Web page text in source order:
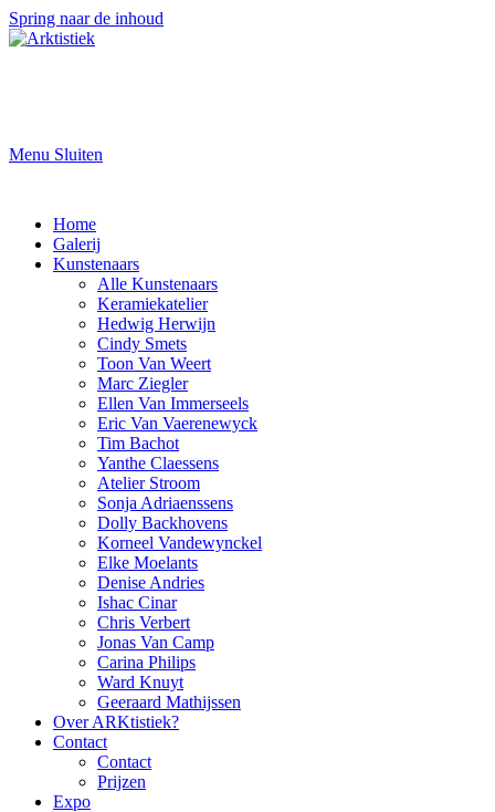
Spring naar de inhoud
Menu Sluiten
Home
Galerij
Kunstenaars
Alle Kunstenaars
Keramiekatelier
Hedwig Herwijn
Cindy Smets
Toon Van Weert
Marc Ziegler
Ellen Van Immerseels
Eric Van Vaerenewyck
Tim Bachot
Yanthe Claessens
Atelier Stroom
Sonja Adriaenssens
Dolly Backhovens
Korneel Vandewynckel
Elke Moelants
Denise Andries
Ishac Cinar
Chris Verbert
Jonas Van Camp
Carina Philips
Ward Knuyt
Geeraard Mathijssen
Over ARKtistiek?
Contact
Contact
Prijzen
Expo